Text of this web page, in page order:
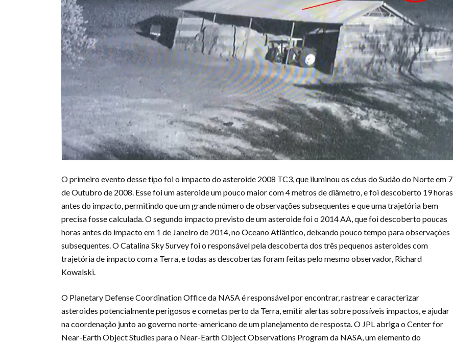
O primeiro evento desse tipo foi o impacto do asteroide 2008 TC3, que iluminou os céus do Sudão do Norte em 7
de Outubro de 2008. Esse foi um asteroide um pouco maior com 4 metros de diâmetro, e foi descoberto 19 horas
antes do impacto, permitindo que um grande número de observações subsequentes e que uma trajetória bem
precisa fosse calculada. O segundo impacto previsto de um asteroide foi o 2014 AA, que foi descoberto poucas
horas antes do impacto em 1 de Janeiro de 2014, no Oceano Atlântico, deixando pouco tempo para observações
subsequentes. O Catalina Sky Survey foi o responsável pela descoberta dos três pequenos asteroides com
trajetória de impacto com a Terra, e todas as descobertas foram feitas pelo mesmo observador, Richard
Kowalski.
O Planetary Defense Coordination Office da NASA é responsável por encontrar, rastrear e caracterizar
asteroides potencialmente perigosos e cometas perto da Terra, emitir alertas sobre possíveis impactos, e ajudar
na coordenação junto ao governo norte-americano de um planejamento de resposta. O JPL abriga o Center for
Near-Earth Object Studies para o Near-Earth Object Observations Program da NASA, um elemento do